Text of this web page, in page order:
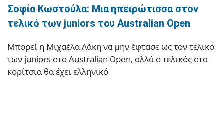
Σοφία Κωστούλα: Μια ηπειρώτισσα στον
τελικό των juniors του Australian Open
Μπορεί η Μιχαέλα Λάκη να μην έφτασε ως τον τελικό
των juniors στο Australian Open, αλλά ο τελικός στα
κορίτσια θα έχει ελληνικό